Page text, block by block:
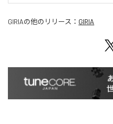
GIRIAの他のリリース： GIRIA